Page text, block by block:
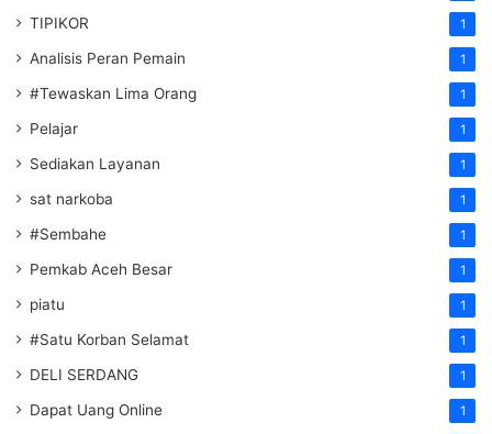
TIPIKOR 1
Analisis Peran Pemain 1
#Tewaskan Lima Orang 1
Pelajar 1
Sediakan Layanan 1
sat narkoba 1
#Sembahe 1
Pemkab Aceh Besar 1
piatu 1
#Satu Korban Selamat 1
DELI SERDANG 1
Dapat Uang Online 1